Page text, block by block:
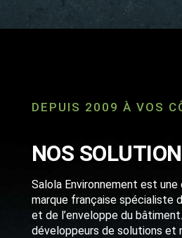
DEPUIS 2009 À VOS
NOS
Salola Environnement est
marque française spécialiste
et de l’enveloppe du
développeurs de solutions et